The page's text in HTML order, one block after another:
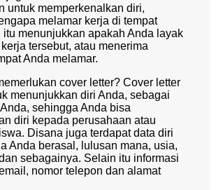
untuk memperkenalkan diri,
melamar kerja di tempat
itu menunjukkan apakah Anda layak
tersebut, atau menerima
Anda melamar.
cover letter? Cover letter
menunjukkan diri Anda, sebagai
sehingga Anda bisa
diri kepada perusahaan atau
Disana juga terdapat data diri
Anda berasal, lulusan mana, usia,
sebagainya. Selain itu informasi
nomor telepon dan alamat